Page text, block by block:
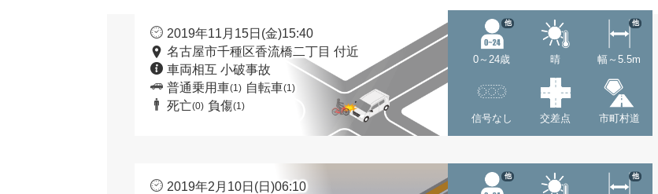
2019年11月15日(金)15:40
名古屋市千種区香流橋二丁目 付近
車両相互 小破事故
普通乗用車(1) 自転車(1)
死亡(0) 負傷(1)
0～24歳
他
晴 幅～5.5m
他
信号なし 交差点 市町村道
2019年2月10日(日)06:10
他 他